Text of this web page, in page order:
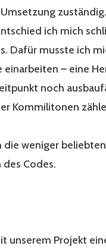
ich mich
Dafür musste ich
einarbeiten – eine
noch
Kommilitonen
die weniger
Codes.
unserem Projekt